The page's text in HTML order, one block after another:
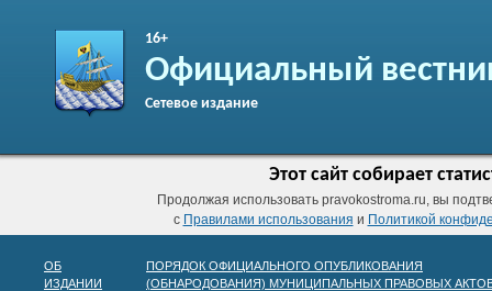
16+
Официальный
Сетевое издание
Этот сайт собирает
Продолжая использовать pravokostroma.ru, вы
с Правилами использования и Политикой
ОБ
ИЗДАНИИ
ПОРЯДОК ОФИЦИАЛЬНОГО ОПУБЛИКОВАНИЯ
(ОБНАРОДОВАНИЯ) МУНИЦИПАЛЬНЫХ ПРАВОВЫХ